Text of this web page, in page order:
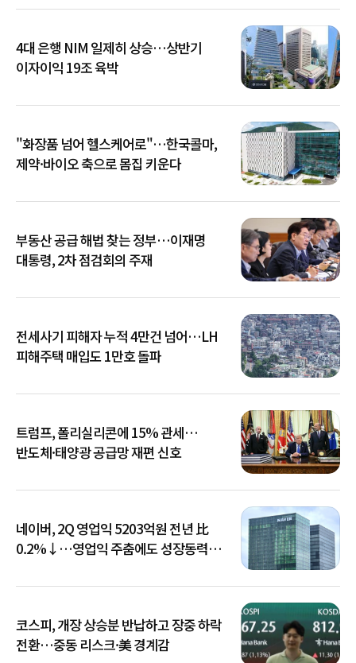
4대 은행 NIM 일제히 상승…상반기
이자이익 19조 육박
"화장품 넘어 헬스케어로"…한국콜마,
제약·바이오 축으로 몸집 키운다
부동산 공급 해법 찾는 정부…이재명
대통령, 2차 점검회의 주재
전세사기 피해자 누적 4만건 넘어…LH
피해주택 매입도 1만호 돌파
트럼프, 폴리실리콘에 15% 관세…
반도체·태양광 공급망 재편 신호
네이버, 2Q 영업익 5203억원 전년 比
0.2%↓…영업익 주춤에도 성장동력
코스피, 개장 상승분 반납하고 장중 하락
전환…중동 리스크·美 경계감